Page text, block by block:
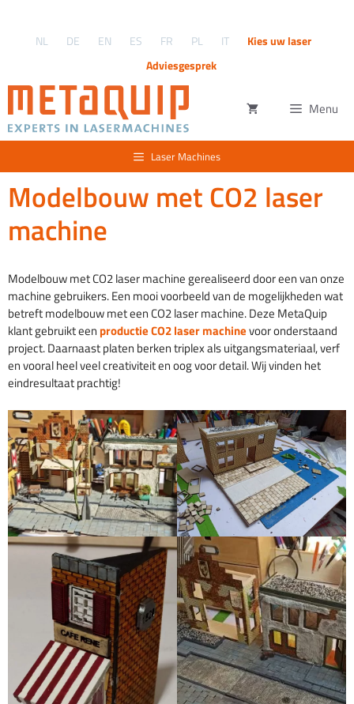
NL DE EN ES FR PL IT
Kies uw laser
Adviesgesprek
Menu
Laser Machines
Modelbouw met CO2 laser
machine
Modelbouw met CO2 laser machine gerealiseerd door een van onze
machine gebruikers. Een mooi voorbeeld van de mogelijkheden wat
betreft modelbouw met een CO2 laser machine. Deze MetaQuip
klant gebruikt een productie CO2 laser machinevoor onderstaand
project. Daarnaast platen berken triplex als uitgangsmateriaal, verf
en vooral heel veel creativiteit en oog voor detail. Wij vinden het
eindresultaat prachtig!